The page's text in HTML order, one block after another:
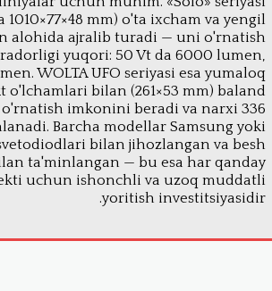
1010×77×48 mm) o'ta ixcham va yengil
alohida ajralib turadi — uni o'rnatish
yuqori: 50 Vt da 6000 lumen,
WOLTA UFO seriyasi esa yumaloq
o'lchamlari bilan (261×53 mm) baland
imkonini beradi va narxi 336
Barcha modellar Samsung yoki
bilan jihozlangan va besh
ta'minlangan — bu esa har qanday
uchun ishonchli va uzoq muddatli
yoritish investitsiyasidir.